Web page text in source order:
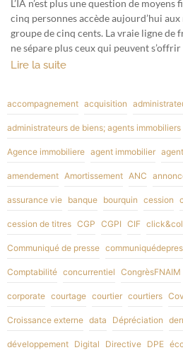
L’IA n’est plus une question de
cinq personnes accède aujourd’hui aux
groupe de cinq cents. La vraie ligne de
ne sépare plus ceux qui peuvent s’offrir
Lire la suite
accompagnement acquisition
administrateurs de biens; agents immobiliers
Agence immobiliere agent immobilier
amendement Amortissement ANC
assurance vie banque bourquin cession
cession de titres CGP CGPI CIF
Communiqué de presse
Comptabilité concurrentiel CongrèsFNAIM
corporate courtage courtier courtiers
Croissance externe data Dépréciation
développement Digital Directive DPE